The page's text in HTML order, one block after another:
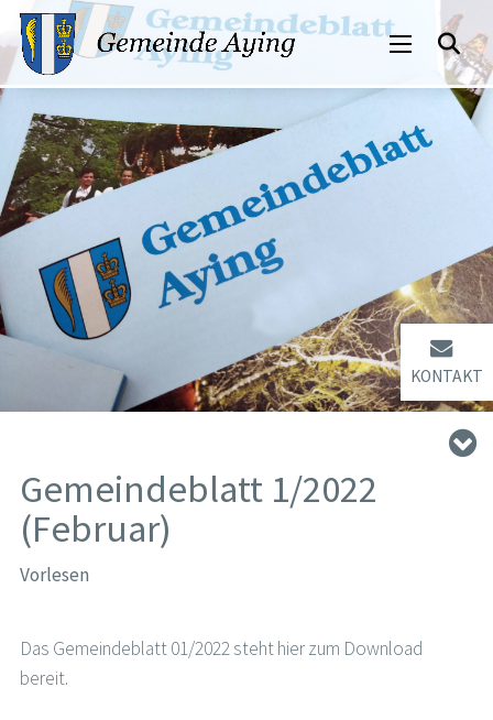
KONTAKT
Gemeindeblatt 1/2022
(Februar)
Vorlesen
Das Gemeindeblatt 01/2022 steht hier zum Download
bereit.